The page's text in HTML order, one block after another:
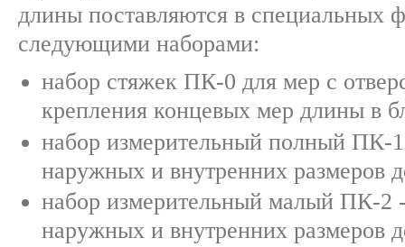
длины поставляются в специальных
следующими наборами:
набор стяжек ПК-0 для мер с
крепления концевых мер длины в
набор измерительный полный ПК-
наружных и внутренних размеров
набор измерительный малый ПК-2
наружных и внутренних размеров